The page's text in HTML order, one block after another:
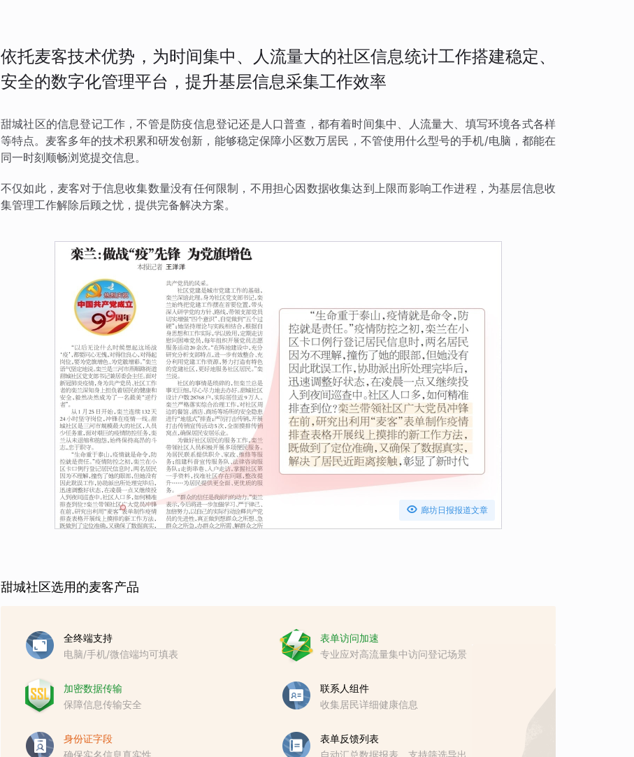
依托麦客技术优势，为时间集中、人流量大的社区信息统计工作搭建稳定、
安全的数字化管理平台，提升基层信息采集工作效率
甜城社区的信息登记工作，不管是防疫信息登记还是人口普查，都有着时间集中、人流量大、填写环境各式各样
等特点。麦客多年的技术积累和研发创新，能够稳定保障小区数万居民，不管使用什么型号的手机/电脑，都能在
同一时刻顺畅浏览提交信息。
不仅如此，麦客对于信息收集数量没有任何限制，不用担心因数据收集达到上限而影响工作进程，为基层信息收
集管理工作解除后顾之忧，提供完备解决方案。
 廊坊日报报道文章
甜城社区选用的麦客产品
全终端支持
电脑/手机/微信端均可填表
表单访问加速
专业应对高流量集中访问登记场景
加密数据传输
保障信息传输安全
联系人组件
收集居民详细健康信息
身份证字段
表单反馈列表